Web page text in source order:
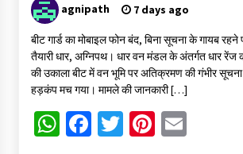
agnipath 7 days ago
बीट गार्ड का मोबाइल फोन बंद, बिना सूचना के गायब
तैयारी धार, अग्निपथ। धार वन मंडल के अंतर्गत धार
की उकाला बीट में वन भूमि पर अतिक्रमण की गंभीर सूचना
हड़कंप मच गया। मामले की जानकारी […]
WhatsApp
Facebook
TwitterPinterest
Email